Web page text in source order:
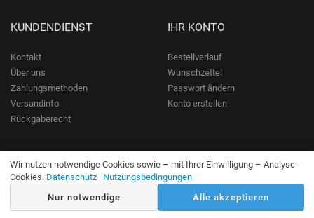
KUNDENDIENST
Kontakt
Über uns
Zahlungsmethoden
Versandinfo
Rückgaberecht
IHR KONTO
Bestellverlauf
Wunschzettel
Passwort ändern
Konto erstellen
INFORMATIONEN
Top 500 Gemälde
Kundenbewertungen
KONTAKT
TAOYI LIMITED
support@MalereiKopie.de
Wir nutzen notwendige Cookies sowie – mit Ihrer Einwilligung – Analyse-
Cookies. Datenschutz · Nutzungsbedingungen
Nur notwendige
Alle akzeptieren